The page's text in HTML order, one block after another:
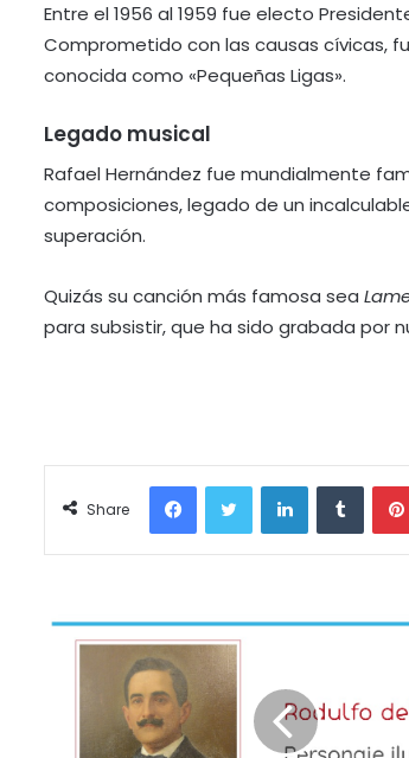
Entre el 1956 al 1959 fue electo
Comprometido con las causas cívicas,
conocida como «Pequeñas Ligas».
Legado musical
Rafael Hernández fue mundialmente
composiciones, legado de un
superación.
Quizás su canción más famosa sea
para subsistir, que ha sido grabada por
Share
FacebookTwitter LinkedIn